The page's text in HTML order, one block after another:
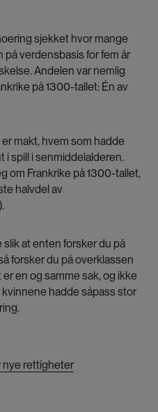
sjekket hvor mange
verdensbasis for fem år
Andelen var nemlig
på 1300-tallet: Én av
makt, hvem som hadde
i spill i senmiddelalderen.
om Frankrike på 1300-tallet,
halvdel av
at enten forsker du på
forsker du på overklassen
en og samme sak, og ikke
hadde såpass stor
nye rettigheter